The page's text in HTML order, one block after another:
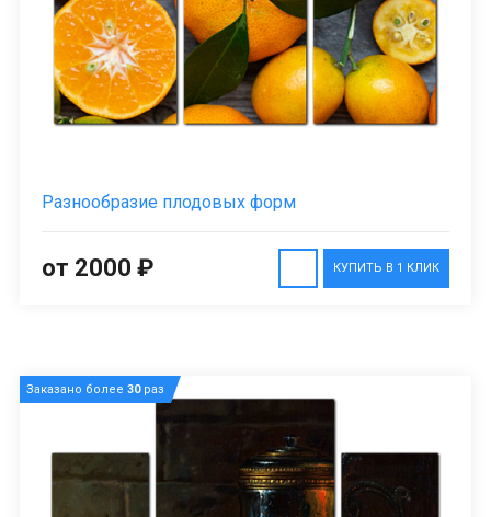
Разнообразие плодовых форм
КУПИТЬ В 1 КЛИК
от 2000 ₽
Заказано более 30раз